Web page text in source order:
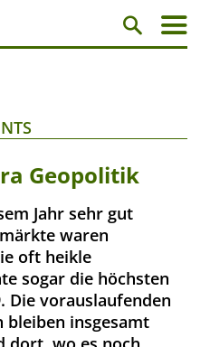
Geopolitik
Jahr sehr gut
waren
oft heikle
sogar die höchsten
Die vorauslaufenden
insgesamt